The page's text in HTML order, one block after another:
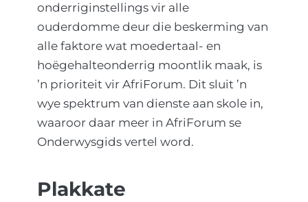
onderriginstellings vir alle
ouderdomme deur die beskerming van
alle faktore wat moedertaal- en
hoëgehalteonderrig moontlik maak, is
’n prioriteit vir AfriForum. Dit sluit ’n
wye spektrum van dienste aan skole in,
waaroor daar meer in AfriForum se
Onderwysgids vertel word.
Plakkate